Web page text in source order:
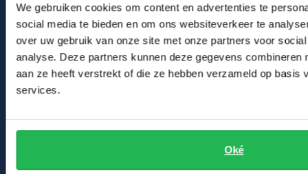
We gebruiken cookies om content en advertenties te
social media te bieden en om ons websiteverkeer te
over uw gebruik van onze site met onze partners voor
analyse. Deze partners kunnen deze gegevens combineren
aan ze heeft verstrekt of die ze hebben verzameld op basis
services.
Oké
Slater
State of Art
Superdry
Thomas Maine
Winkel
Winkel & Openingstijden
Contact
Bert Schrier Herenmode
2311 CX Leiden